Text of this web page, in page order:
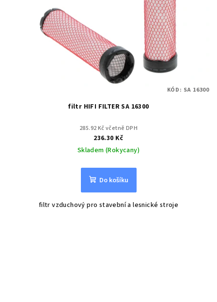
filtr HIFI FILTER SA 16300
285.92 Kč včetně DPH
236.30 Kč
Skladem (Rokycany)
Do košíku
filtr vzduchový pro stavební a lesnické stroje
KÓD: SA 16300